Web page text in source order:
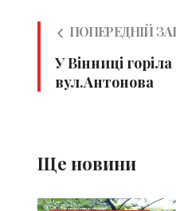
ПОПЕРЕДНІЙ
У Вінниці
вул.Антонова
Ще новини